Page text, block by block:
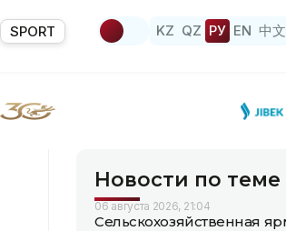
SPORT KZ QZ РУ EN 中文
Новости по теме
06 августа 2026, 21:04
Сельскохозяйственная